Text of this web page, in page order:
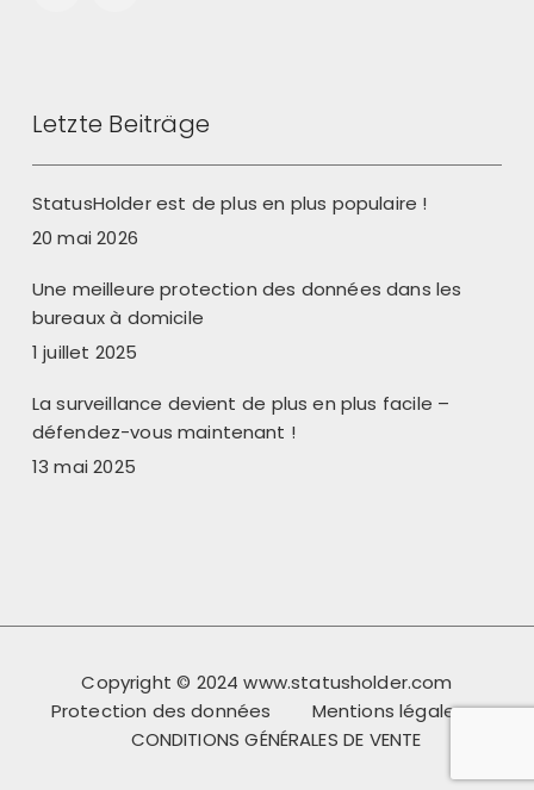
Letzte Beiträge
StatusHolder est de plus en plus populaire !
20 mai 2026
Une meilleure protection des données dans les
bureaux à domicile
1 juillet 2025
La surveillance devient de plus en plus facile –
défendez-vous maintenant !
13 mai 2025
Copyright © 2024 www.statusholder.com
Protection des données
Mentions légales
CONDITIONS GÉNÉRALES DE VENTE